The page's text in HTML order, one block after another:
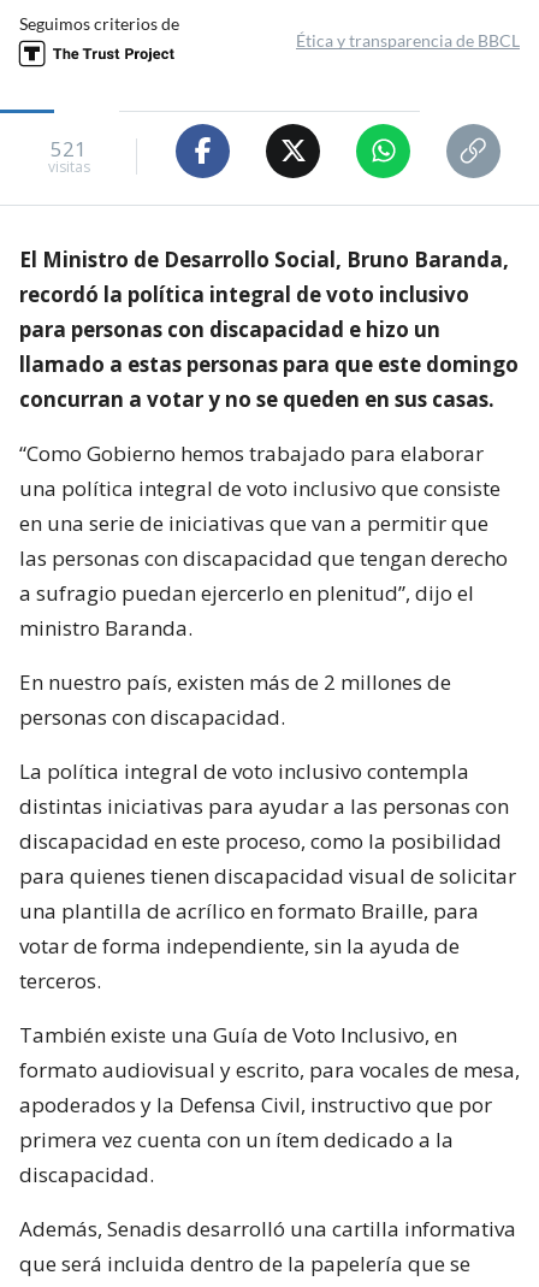
Seguimos criterios de
Ética y transparencia de BBCL
521
visitas
El Ministro de Desarrollo Social, Bruno Baranda,
recordó la política integral de voto inclusivo
para personas con discapacidad e hizo un
llamado a estas personas para que este domingo
concurran a votar y no se queden en sus casas.
“Como Gobierno hemos trabajado para elaborar
una política integral de voto inclusivo que consiste
en una serie de iniciativas que van a permitir que
las personas con discapacidad que tengan derecho
a sufragio puedan ejercerlo en plenitud”, dijo el
ministro Baranda.
En nuestro país, existen más de 2 millones de
personas con discapacidad.
La política integral de voto inclusivo contempla
distintas iniciativas para ayudar a las personas con
discapacidad en este proceso, como la posibilidad
para quienes tienen discapacidad visual de solicitar
una plantilla de acrílico en formato Braille, para
votar de forma independiente, sin la ayuda de
terceros.
También existe una Guía de Voto Inclusivo, en
formato audiovisual y escrito, para vocales de mesa,
apoderados y la Defensa Civil, instructivo que por
primera vez cuenta con un ítem dedicado a la
discapacidad.
Además, Senadis desarrolló una cartilla informativa
que será incluida dentro de la papelería que se